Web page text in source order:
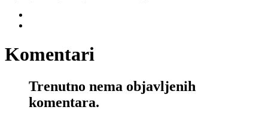
Komentari
Trenutno nema objavljenih
komentara.